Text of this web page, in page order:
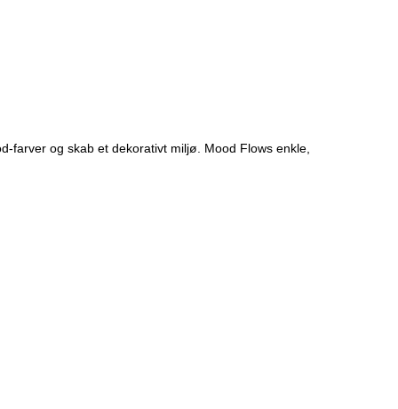
farver og skab et dekorativt miljø. Mood Flows enkle,